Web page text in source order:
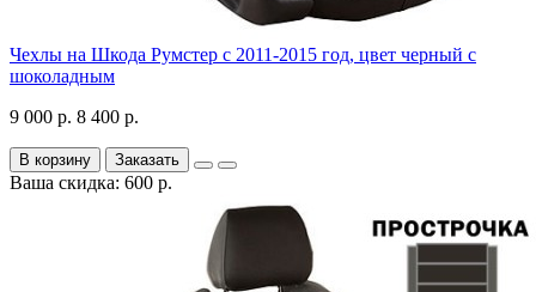
Чехлы на Шкода Румстер с 2011-2015 год, цвет черный с
шоколадным
9 000 р. 8 400 р.
В корзину Заказать
Ваша скидка: 600 р.